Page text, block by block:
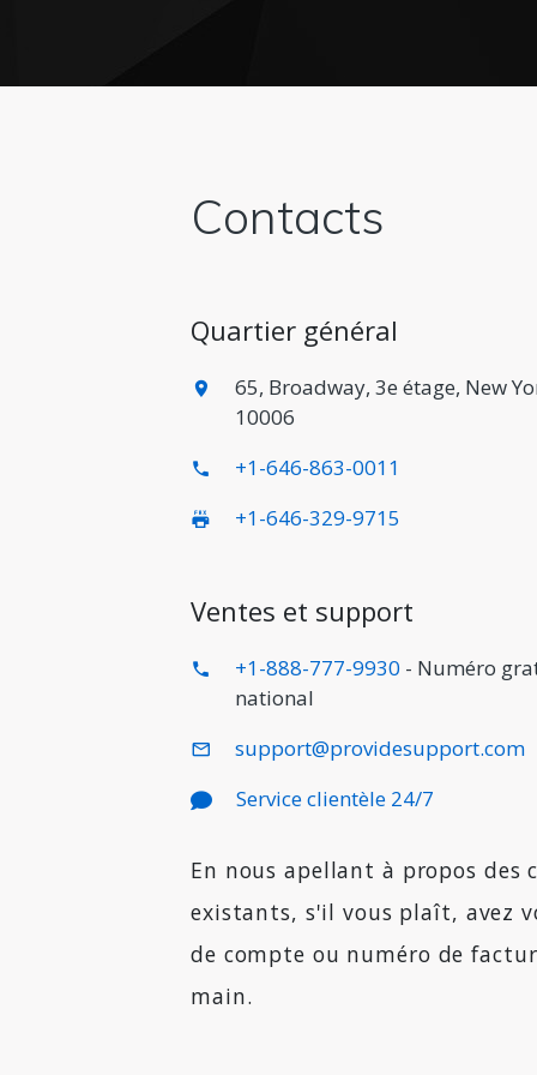
Contacts
Quartier général
65, Broadway, 3e étage, New
10006
+1-646-863-0011
+1-646-329-9715
Ventes et support
+1-888-777-9930 - Numéro
national
support@providesupport.com
Service clientèle 24/7
En nous apellant à propos des
existants, s'il vous plaît, avez
de compte ou numéro de
main.